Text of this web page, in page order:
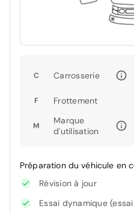
C Carrosserie
F Frottement
M
Marque
d'utilisation
Préparation du véhicule en
Révision à jour
Essai dynamique